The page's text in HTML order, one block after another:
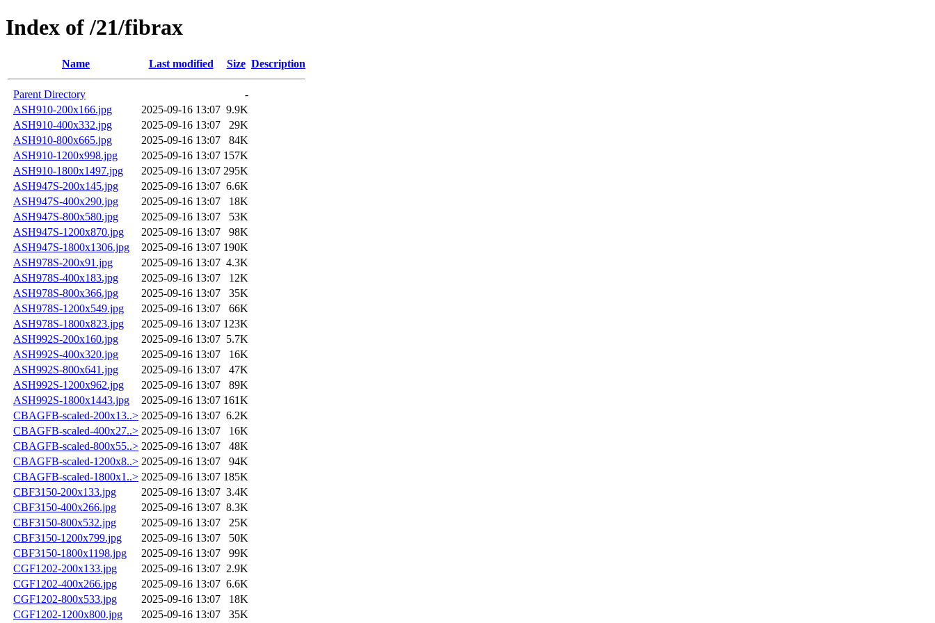
Index of /21/fibrax
Name Last modified Size Description
Parent Directory
-
ASH910-200x166.jpg
2025-09-16 13:07 9.9K
ASH910-400x332.jpg
2025-09-16 13:07
29K
ASH910-800x665.jpg
2025-09-16 13:07
84K
ASH910-1200x998.jpg
2025-09-16 13:07 157K
ASH910-1800x1497.jpg
2025-09-16 13:07 295K
ASH947S-200x145.jpg
2025-09-16 13:07 6.6K
ASH947S-400x290.jpg
2025-09-16 13:07
18K
ASH947S-800x580.jpg
2025-09-16 13:07
53K
ASH947S-1200x870.jpg
2025-09-16 13:07
98K
ASH947S-1800x1306.jpg
2025-09-16 13:07 190K
ASH978S-200x91.jpg
2025-09-16 13:07 4.3K
ASH978S-400x183.jpg
2025-09-16 13:07
12K
ASH978S-800x366.jpg
2025-09-16 13:07
35K
ASH978S-1200x549.jpg
2025-09-16 13:07
66K
ASH978S-1800x823.jpg
2025-09-16 13:07 123K
ASH992S-200x160.jpg
2025-09-16 13:07 5.7K
ASH992S-400x320.jpg
2025-09-16 13:07
16K
ASH992S-800x641.jpg
2025-09-16 13:07
47K
ASH992S-1200x962.jpg
2025-09-16 13:07
89K
ASH992S-1800x1443.jpg
2025-09-16 13:07 161K
CBAGFB-scaled-200x13..> 2025-09-16 13:07 6.2K
CBAGFB-scaled-400x27..> 2025-09-16 13:07
16K
CBAGFB-scaled-800x55..> 2025-09-16 13:07
48K
CBAGFB-scaled-1200x8..> 2025-09-16 13:07
94K
CBAGFB-scaled-1800x1..> 2025-09-16 13:07 185K
CBF3150-200x133.jpg
2025-09-16 13:07 3.4K
CBF3150-400x266.jpg
2025-09-16 13:07 8.3K
CBF3150-800x532.jpg
2025-09-16 13:07
25K
CBF3150-1200x799.jpg
2025-09-16 13:07
50K
CBF3150-1800x1198.jpg
2025-09-16 13:07
99K
CGF1202-200x133.jpg
2025-09-16 13:07 2.9K
CGF1202-400x266.jpg
2025-09-16 13:07 6.6K
CGF1202-800x533.jpg
2025-09-16 13:07
18K
CGF1202-1200x800.jpg
2025-09-16 13:07 35K